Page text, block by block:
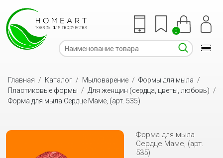
0
Главная / Каталог / Мыловарение / Формы для мыла /
Пластиковые формы / Для женщин (сердца, цветы, любовь) /
Форма для мыла Сердце Маме, (арт. 535)
Форма для мыла
Сердце Маме, (арт.
535)